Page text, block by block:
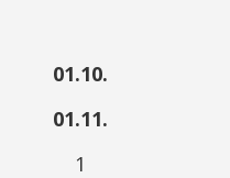
01.10.
01.11.
1